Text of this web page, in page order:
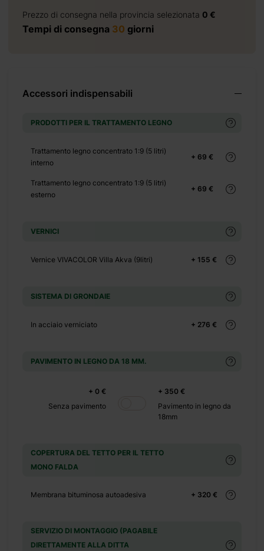
Prezzo di consegna nella provincia selezionata 0 €
Tempi di consegna 30 giorni
Accessori indispensabili
PRODOTTI PER IL TRATTAMENTO LEGNO
+ 69 €
Trattamento legno concentrato 1:9 (5 litri)
interno
+ 69 €
Trattamento legno concentrato 1:9 (5 litri)
esterno
VERNICI
+ 155 €
Vernice VIVACOLOR Villa Akva (9litri)
SISTEMA DI GRONDAIE
+ 276 €
In acciaio verniciato
PAVIMENTO IN LEGNO DA 18 MM.
+ 0 €
Senza pavimento
+ 350 €
Pavimento in legno da
18mm
COPERTURA DEL TETTO PER IL TETTO
MONO FALDA
+ 320 €
Membrana bituminosa autoadesiva
SERVIZIO DI MONTAGGIO (PAGABILE
DIRETTAMENTE ALLA DITTA
+ 276 €
+ 350 €
+ 320 €
+ 500 €
piccola
da
il